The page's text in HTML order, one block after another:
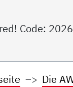
Code:
Die